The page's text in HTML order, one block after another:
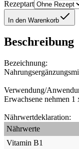
Rezeptart
In den Warenkorb
Beschreibung
Bezeichnung:
Verwendung/
Erwachsene nehmen
Nährwertdeklaration:
Nährwerte
Vitamin B1